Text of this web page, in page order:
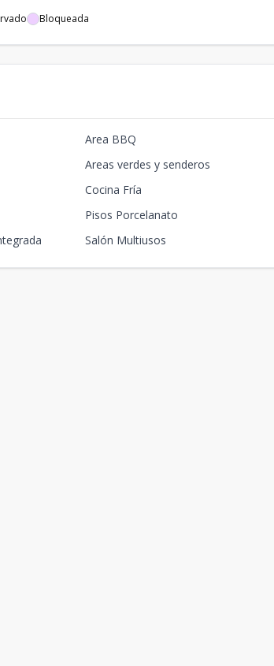
Bloqueada
Area BBQ
Areas verdes y senderos
Cocina Fría
Pisos Porcelanato
Salón Multiusos